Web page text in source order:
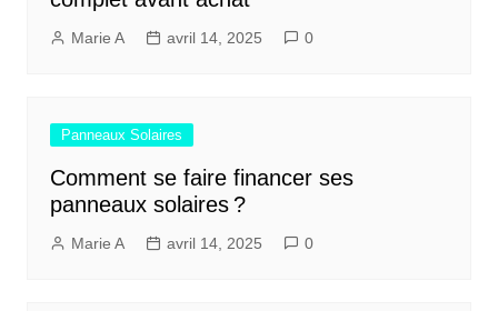
Marie A avril 14, 2025 0
Panneaux Solaires
Comment se faire financer ses
panneaux solaires ?
Marie A avril 14, 2025 0